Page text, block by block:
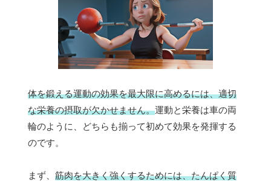
体を鍛える運動の効果を最大限に高めるには、適切
な栄養の摂取が欠かせません。運動と栄養は車の両
輪のように、どちらも揃って初めて効果を発揮する
のです。
まず、 筋肉を大きく強くするためには、たんぱく質